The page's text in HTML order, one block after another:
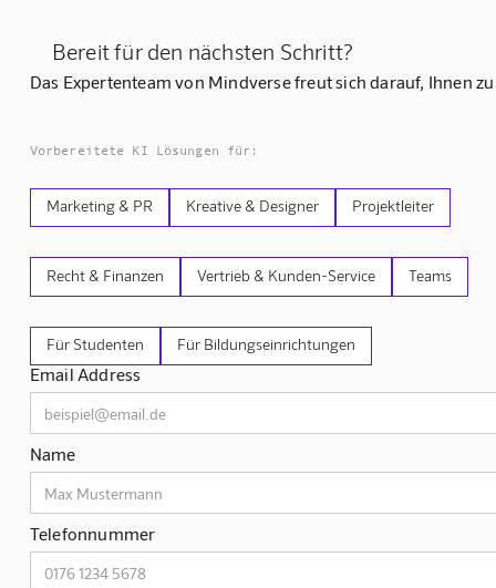
Bereit für den nächsten Schritt?
Das Expertenteam von Mindverse freut sich darauf, Ihnen
Vorbereitete KI Lösungen für:
Marketing & PR Kreative & Designer Projektleiter
Recht & Finanzen Vertrieb & Kunden-Service Teams
Für Studenten Für Bildungseinrichtungen
Email Address
Name
Telefonnummer